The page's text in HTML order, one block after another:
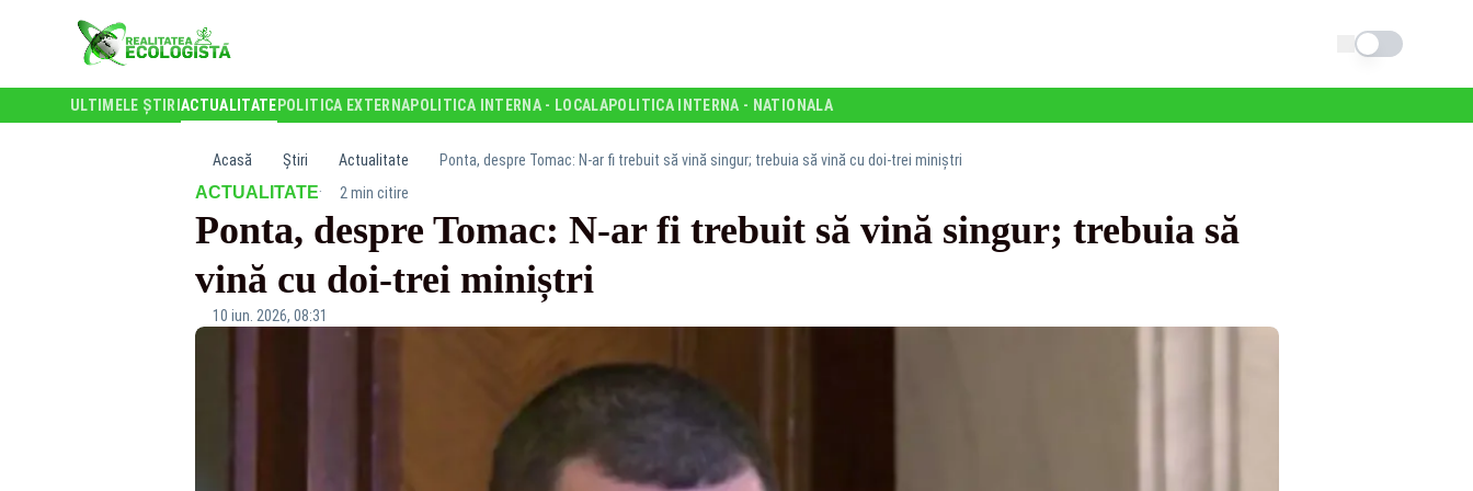
Schimba tema
ULTIMELE ȘTIRI ACTUALITATE POLITICA EXTERNAPOLITICA INTERNA - LOCALAPOLITICA INTERNA - NATIONALA
Acasă Știri Actualitate Ponta, despre Tomac: N-ar fi trebuit să vină singur; trebuia să vină cu doi-trei miniștri
ACTUALITATE· 2 min citire
Ponta, despre Tomac: N-ar fi trebuit să vină singur; trebuia să
vină cu doi-trei miniștri
10 iun. 2026, 08:31